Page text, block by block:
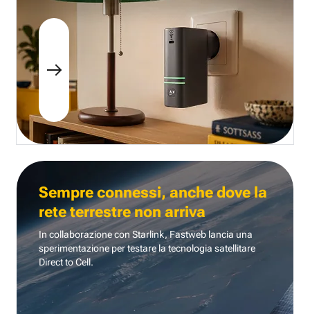
Sempre connessi, anche dove la
rete terrestre non arriva
In collaborazione con Starlink, Fastweb lancia una
sperimentazione per testare la tecnologia satellitare
Direct to Cell.